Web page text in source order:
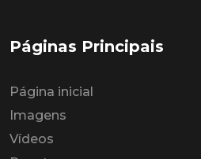
Páginas Principais
Página inicial
Imagens
Vídeos